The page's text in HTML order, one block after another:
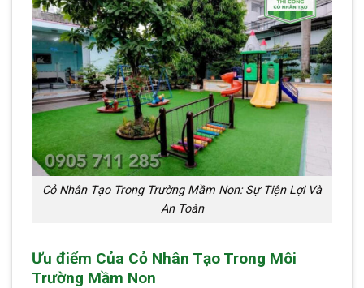
Cỏ Nhân Tạo Trong Trường Mầm Non: Sự Tiện Lợi Và
An Toàn
Ưu điểm Của Cỏ Nhân Tạo Trong Môi
Trường Mầm Non